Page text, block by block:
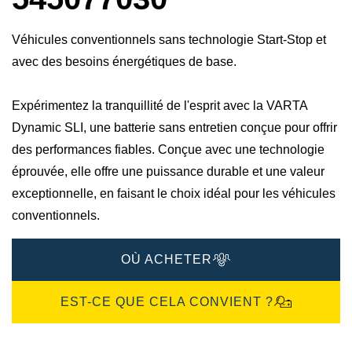
Véhicules conventionnels sans technologie Start-Stop et
avec des besoins énergétiques de base.
Expérimentez la tranquillité de l'esprit avec la VARTA
Dynamic SLI, une batterie sans entretien conçue pour offrir
des performances fiables. Conçue avec une technologie
éprouvée, elle offre une puissance durable et une valeur
exceptionnelle, en faisant le choix idéal pour les véhicules
conventionnels.
OÙ ACHETER
EST-CE QUE CELA CONVIENT ?